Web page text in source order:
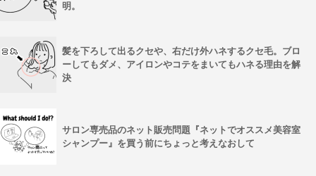
明。
髪を下ろして出るクセや、右だけ外ハネするクセ毛。ブロ
ーしてもダメ、アイロンやコテをまいてもハネる理由を解
決
サロン専売品のネット販売問題『ネットでオススメ美容室
シャンプー』を買う前にちょっと考えなおして